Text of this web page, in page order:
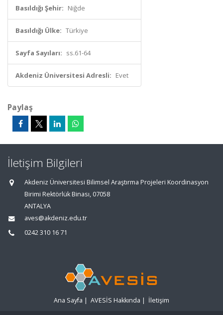
Basıldığı Şehir: Niğde
Basıldığı Ülke: Türkiye
Sayfa Sayıları: ss.61-64
Akdeniz Üniversitesi Adresli: Evet
Paylaş
İletişim Bilgileri
Akdeniz Üniversitesi Bilimsel Araştırma Projeleri Koordinasyon
Birimi Rektörlük Binası, 07058
ANTALYA
aves@akdeniz.edu.tr
0242 310 16 71
Ana Sayfa | AVESİS Hakkında | İletişim